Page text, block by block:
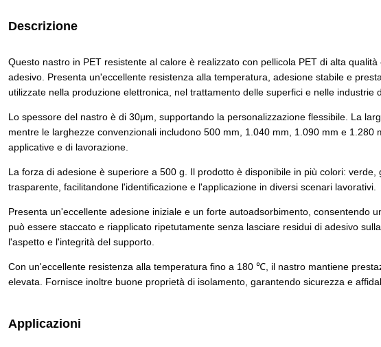
Descrizione
Questo nastro in PET resistente al calore è realizzato con pellicola PET di alta
adesivo. Presenta un'eccellente resistenza alla temperatura, adesione stabile e
utilizzate nella produzione elettronica, nel trattamento delle superfici e nelle industrie
Lo spessore del nastro è di 30μm, supportando la personalizzazione flessibile. La
mentre le larghezze convenzionali includono 500 mm, 1.040 mm, 1.090 mm e 1.280
applicative e di lavorazione.
La forza di adesione è superiore a 500 g. Il prodotto è disponibile in più colori:
trasparente, facilitandone l'identificazione e l'applicazione in diversi scenari lavorativi.
Presenta un'eccellente adesione iniziale e un forte autoadsorbimento, consentendo
può essere staccato e riapplicato ripetutamente senza lasciare residui di adesivo
l'aspetto e l'integrità del supporto.
Con un'eccellente resistenza alla temperatura fino a 180 ℃, il nastro mantiene
elevata. Fornisce inoltre buone proprietà di isolamento, garantendo sicurezza e
Applicazioni